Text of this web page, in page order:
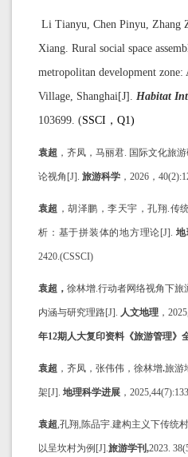
Li Tianyu, Chen Pinyu, Zhang
Xiang. Rural social space
metropolitan development zone:
Village, Shanghai[J]. Habitat
103699. (SSCI，Q1)
袁超 ，齐凤，马丽君. 国际文化旅
论视角[J]. 旅游科学 ，2026，
袁超 ，胡泽鹏，李天宇，孔翔.传
析：基于拼装体的地方理论[J]. 地
2420.(CSSCI)
袁超， 徐林增.行动者网络视角下
内涵与研究理路[J]. 人文地理 ，
年12期人大复印资料《旅游管理》
袁超 ， 齐凤，张伟伟，徐林增.旅游
架[J]. 地理科学进展 ，
袁超,孔翔,陈品宇.建构主义下传统村
以呈坎村为例[J].旅游学刊,2023.